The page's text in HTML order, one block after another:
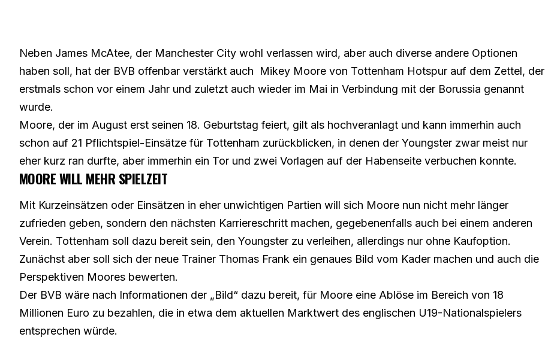
Neben James McAtee, der Manchester City wohl verlassen wird, aber auch diverse andere Optionen
haben soll, hat der BVB offenbar verstärkt auch Mikey Moore von Tottenham Hotspur auf dem Zettel, der
erstmals schon vor einem Jahr und zuletzt auch wieder im Mai in Verbindung mit der Borussia genannt
wurde.
Moore, der im August erst seinen 18. Geburtstag feiert, gilt als hochveranlagt und kann immerhin auch
schon auf 21 Pflichtspiel-Einsätze für Tottenham zurückblicken, in denen der Youngster zwar meist nur
eher kurz ran durfte, aber immerhin ein Tor und zwei Vorlagen auf der Habenseite verbuchen konnte.
MOORE WILL MEHR SPIELZEIT
Mit Kurzeinsätzen oder Einsätzen in eher unwichtigen Partien will sich Moore nun nicht mehr länger
zufrieden geben, sondern den nächsten Karriereschritt machen, gegebenenfalls auch bei einem anderen
Verein. Tottenham soll dazu bereit sein, den Youngster zu verleihen, allerdings nur ohne Kaufoption.
Zunächst aber soll sich der neue Trainer Thomas Frank ein genaues Bild vom Kader machen und auch die
Perspektiven Moores bewerten.
Der BVB wäre nach Informationen der „Bild“ dazu bereit, für Moore eine Ablöse im Bereich von 18
Millionen Euro zu bezahlen, die in etwa dem aktuellen Marktwert des englischen U19-Nationalspielers
entsprechen würde.